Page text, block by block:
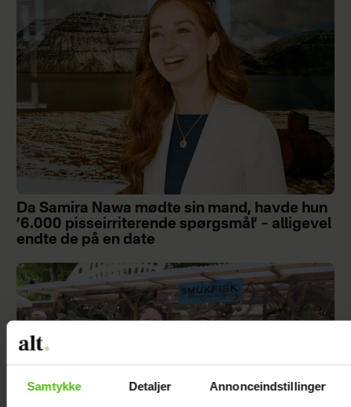
Samtykke Detaljer Annonceindstillinger
Da Samira Nawa mødte sin mand, havde hun
’6.000 pisseirriterende spørgsmål’ – alligevel
endte de på en date